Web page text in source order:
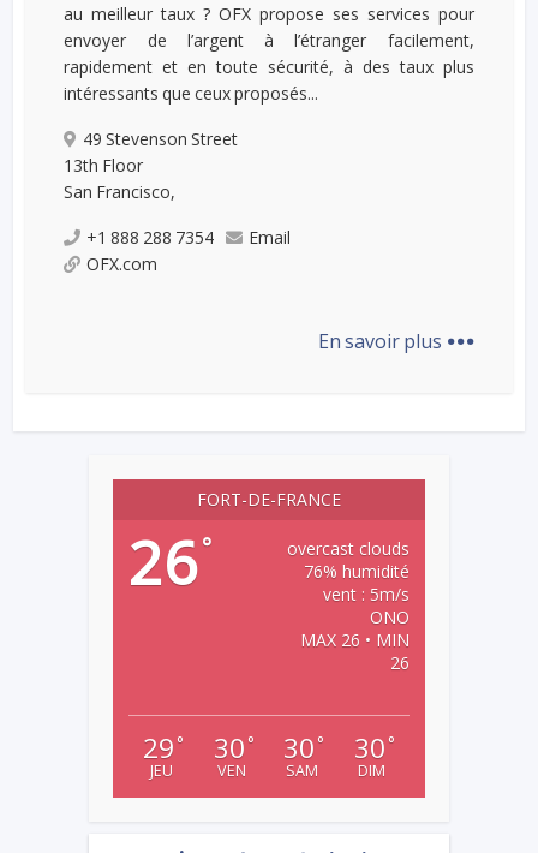
au meilleur taux ? OFX propose ses services pour
envoyer de l’argent à l’étranger facilement,
rapidement et en toute sécurité, à des taux plus
intéressants que ceux proposés...
49 Stevenson Street
13th Floor
San Francisco,
+1 888 288 7354
Email
OFX.com
En savoir plus ...
FORT-DE-FRANCE
26°
overcast clouds
76% humidité
vent : 5m/s
ONO
MAX 26 • MIN
26
29 °
JEU
30 °
VEN
30 °
SAM
30 °
DIM